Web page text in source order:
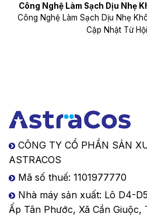
Công Nghệ Làm Sạch Dịu Nhẹ
Công Nghệ Làm Sạch Dịu Nhẹ
Cập Nhật Từ
CÔNG TY CỔ PHẦN SẢN
ASTRACOS
Mã số thuế: 1101977770
Nhà máy sản xuất: Lô D4-
Ấp Tân Phước, Xã Cần Giuộc,